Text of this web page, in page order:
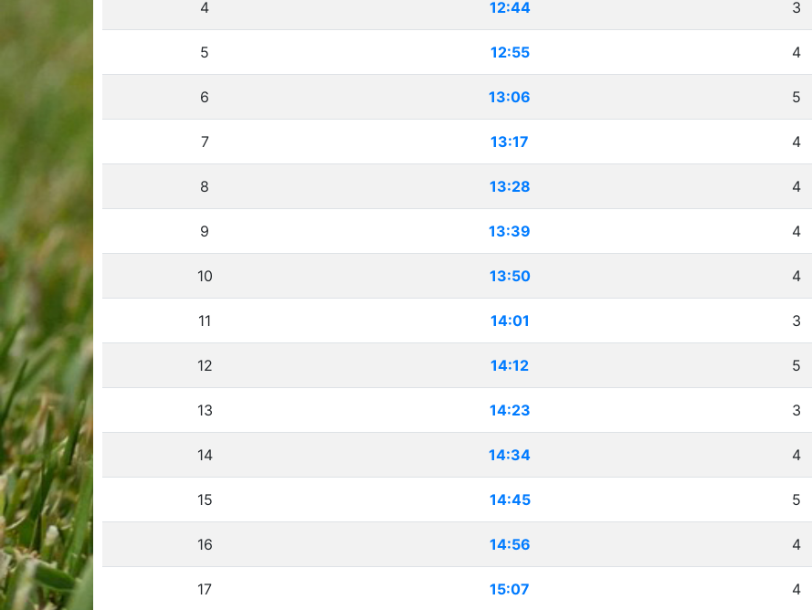
4 12:44 3
5 12:55 4
6 13:06 5
7 13:17 4
8 13:28 4
9 13:39 4
10 13:50 4
11 14:01 3
12 14:12 5
13 14:23 3
14 14:34 4
15 14:45 5
16 14:56 4
17 15:07 4